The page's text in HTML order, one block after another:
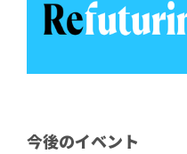
今後のイベント